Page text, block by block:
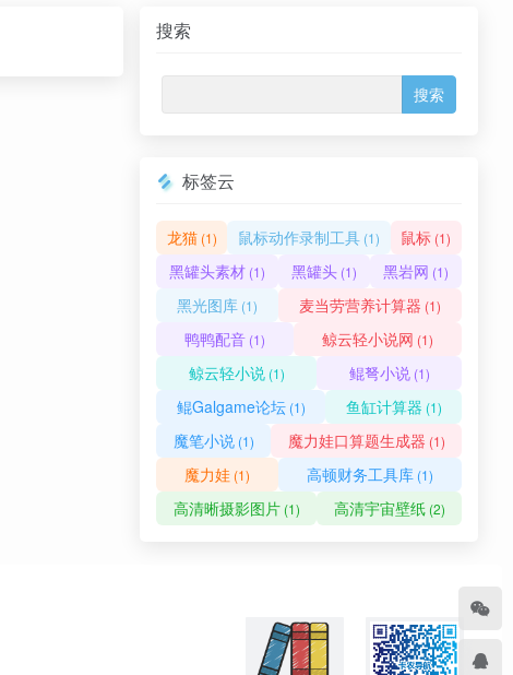
搜索
标签云
龙猫(1) 鼠标动作录制工具(1) 鼠标 (1)
黑罐头素材 (1) 黑罐头 (1) 黑岩网 (1)
黑光图库 (1) 麦当劳营养计算器 (1)
鸭鸭配音 (1) 鲸云轻小说网 (1)
鲸云轻小说(1) 鲲弩小说(1)
鲲Galgame论坛(1) 鱼缸计算器 (1)
魔笔小说(1) 魔力娃口算题生成器 (1)
魔力娃 (1) 高顿财务工具库 (1)
高清晰摄影图片(1) 高清宇宙壁纸(2)